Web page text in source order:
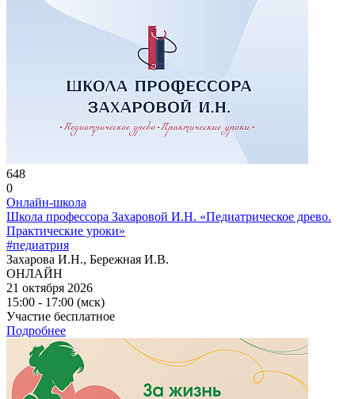
648
0
Онлайн-школа
Школа профессора Захаровой И.Н. «Педиатрическое древо.
Практические уроки»
#педиатрия
Захарова И.Н., Бережная И.В.
ОНЛАЙН
21 октября 2026
15:00 - 17:00 (мск)
Участие бесплатное
Подробнее